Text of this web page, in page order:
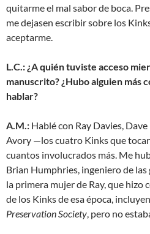
quitarme el mal sabor de boca.
me dejasen escribir sobre los
aceptarme.
L.C.: ¿A quién tuviste acceso
manuscrito? ¿Hubo alguien más
hablar?
A.M.: Hablé con Ray Davies,
Avory —los cuatro Kinks que
cuantos involucrados más. Me
Brian Humphries, ingeniero de las
la primera mujer de Ray, que hizo
de los Kinks de esa época,
Preservation Society, pero no